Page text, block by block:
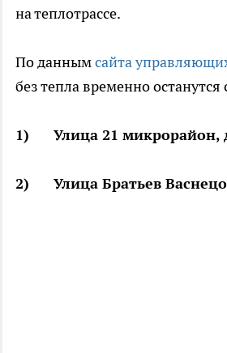
на теплотрассе.
По даннымсайта
без тепла временно
1) Улица 21 микрорайон,
2) Улица Братьев